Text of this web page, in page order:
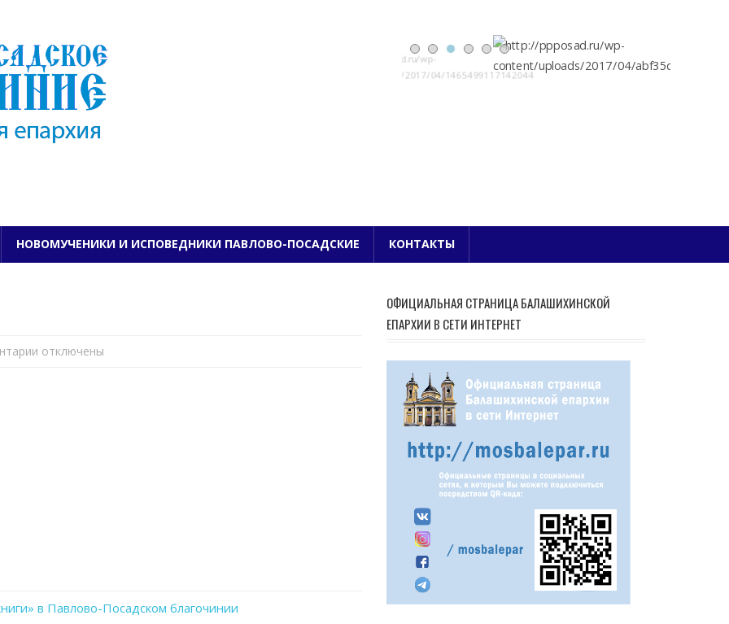
ПАВЛОВО-ПОСАДСКОЕ БЛАГОЧИНИЕ
НОВОМУЧЕНИКИ И ИСПОВЕДНИКИ ПАВЛОВО-ПОСАДСКИЕ КОНТАКТЫ
котключены
в Павлово-Посадском благочинии
ОФИЦИАЛЬНАЯ СТРАНИЦА БАЛАШИХИНСКОЙ
ЕПАРХИИ В СЕТИ ИНТЕРНЕТ